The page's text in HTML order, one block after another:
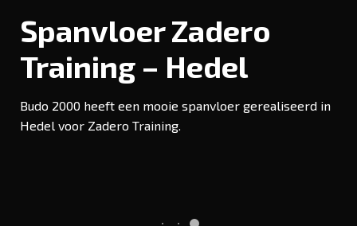
Spanvloer Zadero
Training – Hedel
Budo 2000 heeft een mooie spanvloer gerealiseerd in
Hedel voor Zadero Training.